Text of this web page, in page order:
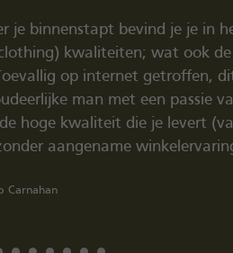
ook nog in Haarlem!
alle toelichting Martijn en de
en Tellason jeans (en
aankoop zijn:-)"
Hoff